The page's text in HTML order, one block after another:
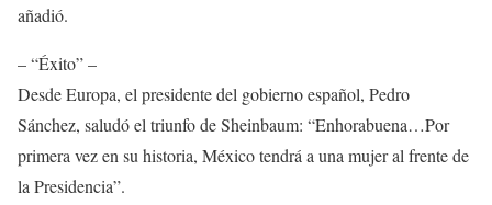
añadió.
– “Éxito” –
Desde Europa, el presidente del gobierno español, Pedro
Sánchez, saludó el triunfo de Sheinbaum: “Enhorabuena…Por
primera vez en su historia, México tendrá a una mujer al frente de
la Presidencia”.